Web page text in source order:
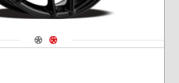
Navigate 1
Navigate 2